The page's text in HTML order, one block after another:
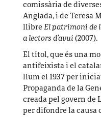
comissària de
Anglada, i de Teresa
llibre El patrimoni de
a lectors d’avui (2007).
El títol, que és una
antifeixista i el
llum el 1937 per
Propaganda de la
creada pel govern de
per difondre la